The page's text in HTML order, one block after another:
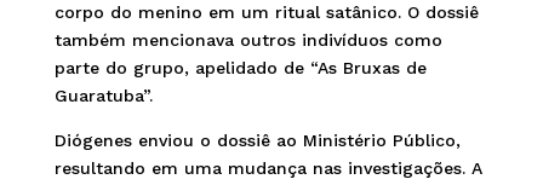
corpo do menino em um ritual satânico. O dossiê
também mencionava outros indivíduos como
parte do grupo, apelidado de “As Bruxas de
Guaratuba”.
Diógenes enviou o dossiê ao Ministério Público,
resultando em uma mudança nas investigações. A